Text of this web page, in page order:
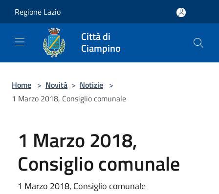
Regione Lazio
Città di
Ciampino
Home > Novità > Notizie >
1 Marzo 2018, Consiglio comunale
1 Marzo 2018,
Consiglio comunale
1 Marzo 2018, Consiglio comunale